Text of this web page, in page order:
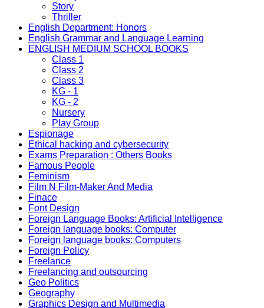
Story
Thriller
English Department: Honors
English Grammar and Language Learning
ENGLISH MEDIUM SCHOOL BOOKS
Class 1
Class 2
Class 3
KG - 1
KG - 2
Nursery
Play Group
Espionage
Ethical hacking and cybersecurity
Exams Preparation : Others Books
Famous People
Feminism
Film N Film-Maker And Media
Finace
Font Design
Foreign Language Books: Artificial Intelligence
Foreign language books: Computer
Foreign language books: Computers
Foreign Policy
Freelance
Freelancing and outsourcing
Geo Politics
Geography
Graphics Design and Multimedia